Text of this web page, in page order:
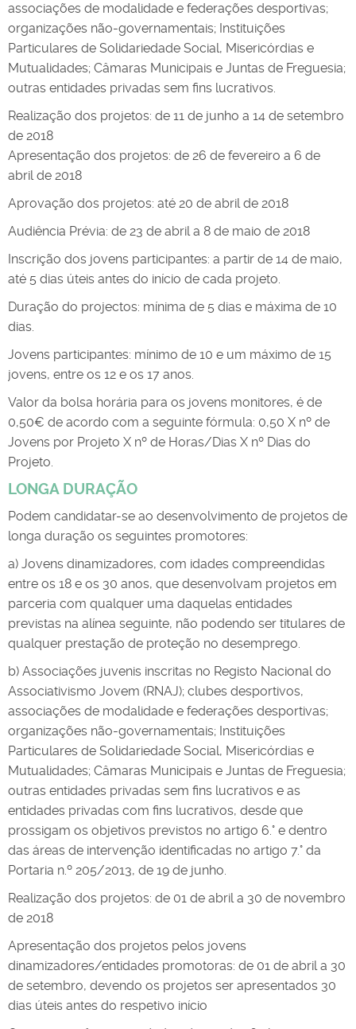
associações de modalidade e federações desportivas;
organizações não-governamentais; Instituições
Particulares de Solidariedade Social, Misericórdias e
Mutualidades; Câmaras Municipais e Juntas de Freguesia;
outras entidades privadas sem fins lucrativos.
Realização dos projetos: de 11 de junho a 14 de setembro
de 2018
Apresentação dos projetos: de 26 de fevereiro a 6 de
abril de 2018
Aprovação dos projetos: até 20 de abril de 2018
Audiência Prévia: de 23 de abril a 8 de maio de 2018
Inscrição dos jovens participantes: a partir de 14 de maio,
até 5 dias úteis antes do início de cada projeto.
Duração do projectos: mínima de 5 dias e máxima de 10
dias.
Jovens participantes: mínimo de 10 e um máximo de 15
jovens, entre os 12 e os 17 anos.
Valor da bolsa horária para os jovens monitores, é de
0,50€ de acordo com a seguinte fórmula: 0,50 X nº de
Jovens por Projeto X nº de Horas/Dias X nº Dias do
Projeto.
LONGA DURAÇÃO
Podem candidatar-se ao desenvolvimento de projetos de
longa duração os seguintes promotores:
a) Jovens dinamizadores, com idades compreendidas
entre os 18 e os 30 anos, que desenvolvam projetos em
parceria com qualquer uma daquelas entidades
previstas na alínea seguinte, não podendo ser titulares de
qualquer prestação de proteção no desemprego.
b) Associações juvenis inscritas no Registo Nacional do
Associativismo Jovem (RNAJ); clubes desportivos,
associações de modalidade e federações desportivas;
organizações não-governamentais; Instituições
Particulares de Solidariedade Social, Misericórdias e
Mutualidades; Câmaras Municipais e Juntas de Freguesia;
outras entidades privadas sem fins lucrativos e as
entidades privadas com fins lucrativos, desde que
prossigam os objetivos previstos no artigo 6.° e dentro
das áreas de intervenção identificadas no artigo 7.° da
Portaria n.º 205/2013, de 19 de junho.
Realização dos projetos: de 01 de abril a 30 de novembro
de 2018
Apresentação dos projetos pelos jovens
dinamizadores/entidades promotoras: de 01 de abril a 30
de setembro, devendo os projetos ser apresentados 30
dias úteis antes do respetivo início